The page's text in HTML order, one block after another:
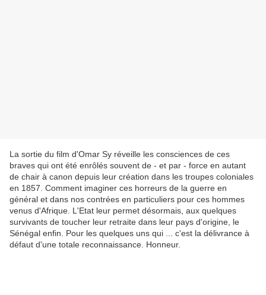
La sortie du film d'Omar Sy réveille les consciences de ces
braves qui ont été enrôlés souvent de - et par - force en autant
de chair à canon depuis leur création dans les troupes coloniales
en 1857. Comment imaginer ces horreurs de la guerre en
général et dans nos contrées en particuliers pour ces hommes
venus d'Afrique. L'Etat leur permet désormais, aux quelques
survivants de toucher leur retraite dans leur pays d'origine, le
Sénégal enfin. Pour les quelques uns qui ... c'est la délivrance à
défaut d'une totale reconnaissance. Honneur.